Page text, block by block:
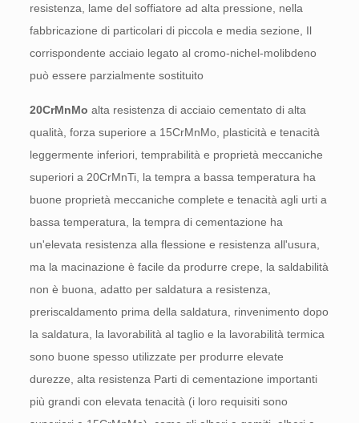
resistenza, lame del soffiatore ad alta pressione, nella
fabbricazione di particolari di piccola e media sezione, Il
corrispondente acciaio legato al cromo-nichel-molibdeno
può essere parzialmente sostituito
20CrMnMo alta resistenza di acciaio cementato di alta
qualità, forza superiore a 15CrMnMo, plasticità e tenacità
leggermente inferiori, temprabilità e proprietà meccaniche
superiori a 20CrMnTi, la tempra a bassa temperatura ha
buone proprietà meccaniche complete e tenacità agli urti a
bassa temperatura, la tempra di cementazione ha
un'elevata resistenza alla flessione e resistenza all'usura,
ma la macinazione è facile da produrre crepe, la saldabilità
non è buona, adatto per saldatura a resistenza,
preriscaldamento prima della saldatura, rinvenimento dopo
la saldatura, la lavorabilità al taglio e la lavorabilità termica
sono buone spesso utilizzate per produrre elevate
durezze, alta resistenza Parti di cementazione importanti
più grandi con elevata tenacità (i loro requisiti sono